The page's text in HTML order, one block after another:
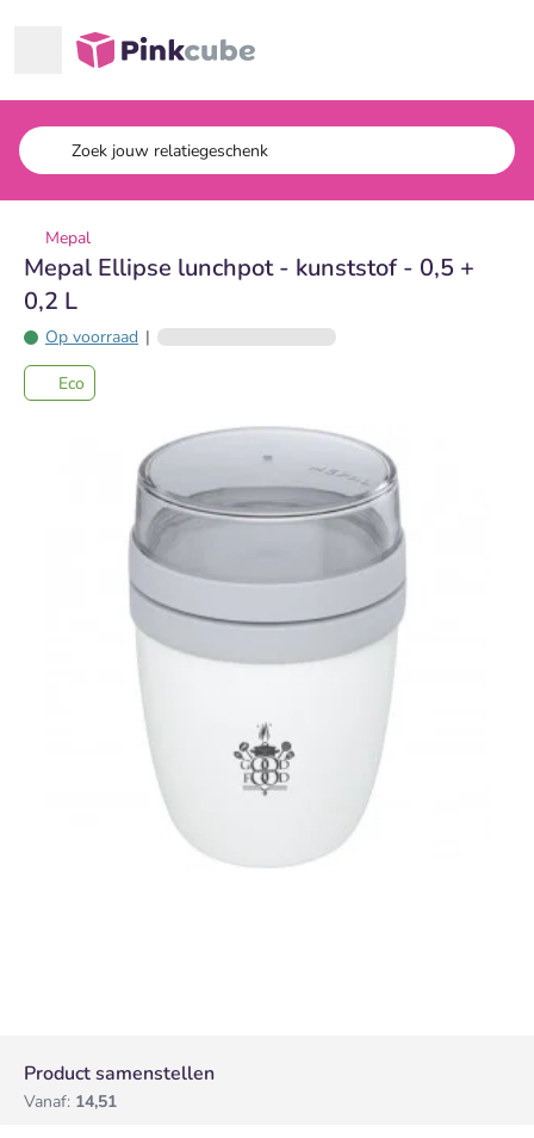
Pinkcube
Mepal
Mepal Ellipse lunchpot - kunststof - 0,5 +
0,2 L
Op voorraad |
Eco
Product samenstellen
Vanaf: 14,51